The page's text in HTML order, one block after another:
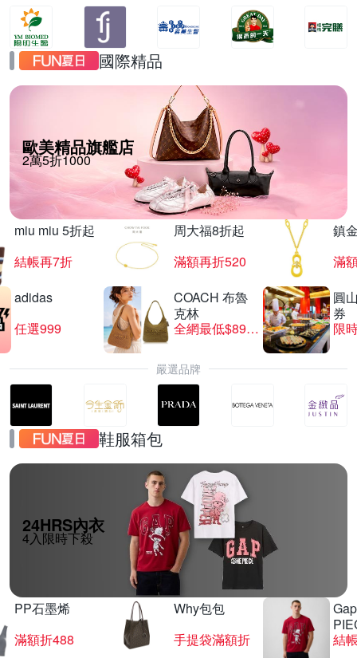
國際精品
歐美精品旗艦店
2萬5折1000
miu miu 5折起
結帳再7折
周大福8折起
滿額再折520
鎮
滿
adidas
任選999
COACH 布魯
克林
全網最低$8999
圓
券
限
嚴選品牌
鞋服箱包
24HRS內衣
4入限時下殺
PP石墨烯
滿額折488
Why包包
手提袋滿額折
結